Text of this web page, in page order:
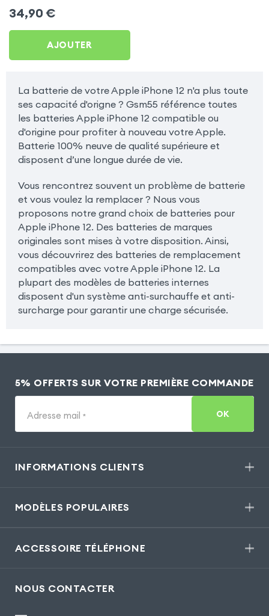
Apple iPhone 12
34,90 €
AJOUTER
La batterie de votre Apple iPhone 12 n'a plus toute
ses capacité d'origne ? Gsm55 référence toutes
les batteries Apple iPhone 12 compatible ou
d'origine pour profiter à nouveau votre Apple.
Batterie 100% neuve de qualité supérieure et
disposent d’une longue durée de vie.
Vous rencontrez souvent un problème de batterie
et vous voulez la remplacer ? Nous vous
proposons notre grand choix de batteries pour
Apple iPhone 12. Des batteries de marques
originales sont mises à votre disposition. Ainsi,
vous découvrirez des batteries de remplacement
compatibles avec votre Apple iPhone 12. La
plupart des modèles de batteries internes
disposent d'un système anti-surchauffe et anti-
surcharge pour garantir une charge sécurisée.
5% OFFERTS SUR VOTRE PREMIÈRE COMMANDE
Adresse mail * OK
INFORMATIONS CLIENTS
MODÈLES POPULAIRES
ACCESSOIRE TÉLÉPHONE
NOUS CONTACTER